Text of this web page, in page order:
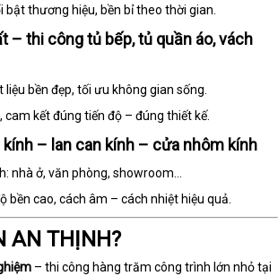
thương hiệu, bền bỉ theo thời gian.
– thi công tủ bếp, tủ quần áo, vách
bền đẹp, tối ưu không gian sống.
kết đúng tiến độ – đúng thiết kế.
– lan can kính – cửa nhôm kính
nhà ở, văn phòng, showroom…
bền cao, cách âm – cách nhiệt hiệu quả.
AN THỊNH?
– thi công hàng trăm công trình lớn nhỏ tại